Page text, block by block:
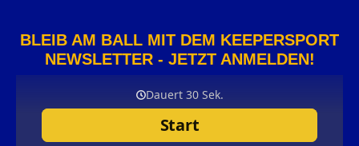
BLEIB AM BALL MIT DEM KEEPERSPORT
NEWSLETTER - JETZT ANMELDEN!